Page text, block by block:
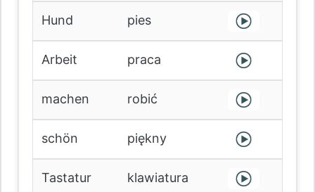
Hund pies
Arbeit praca
machen robić
schön piękny
Tastatur klawiatura